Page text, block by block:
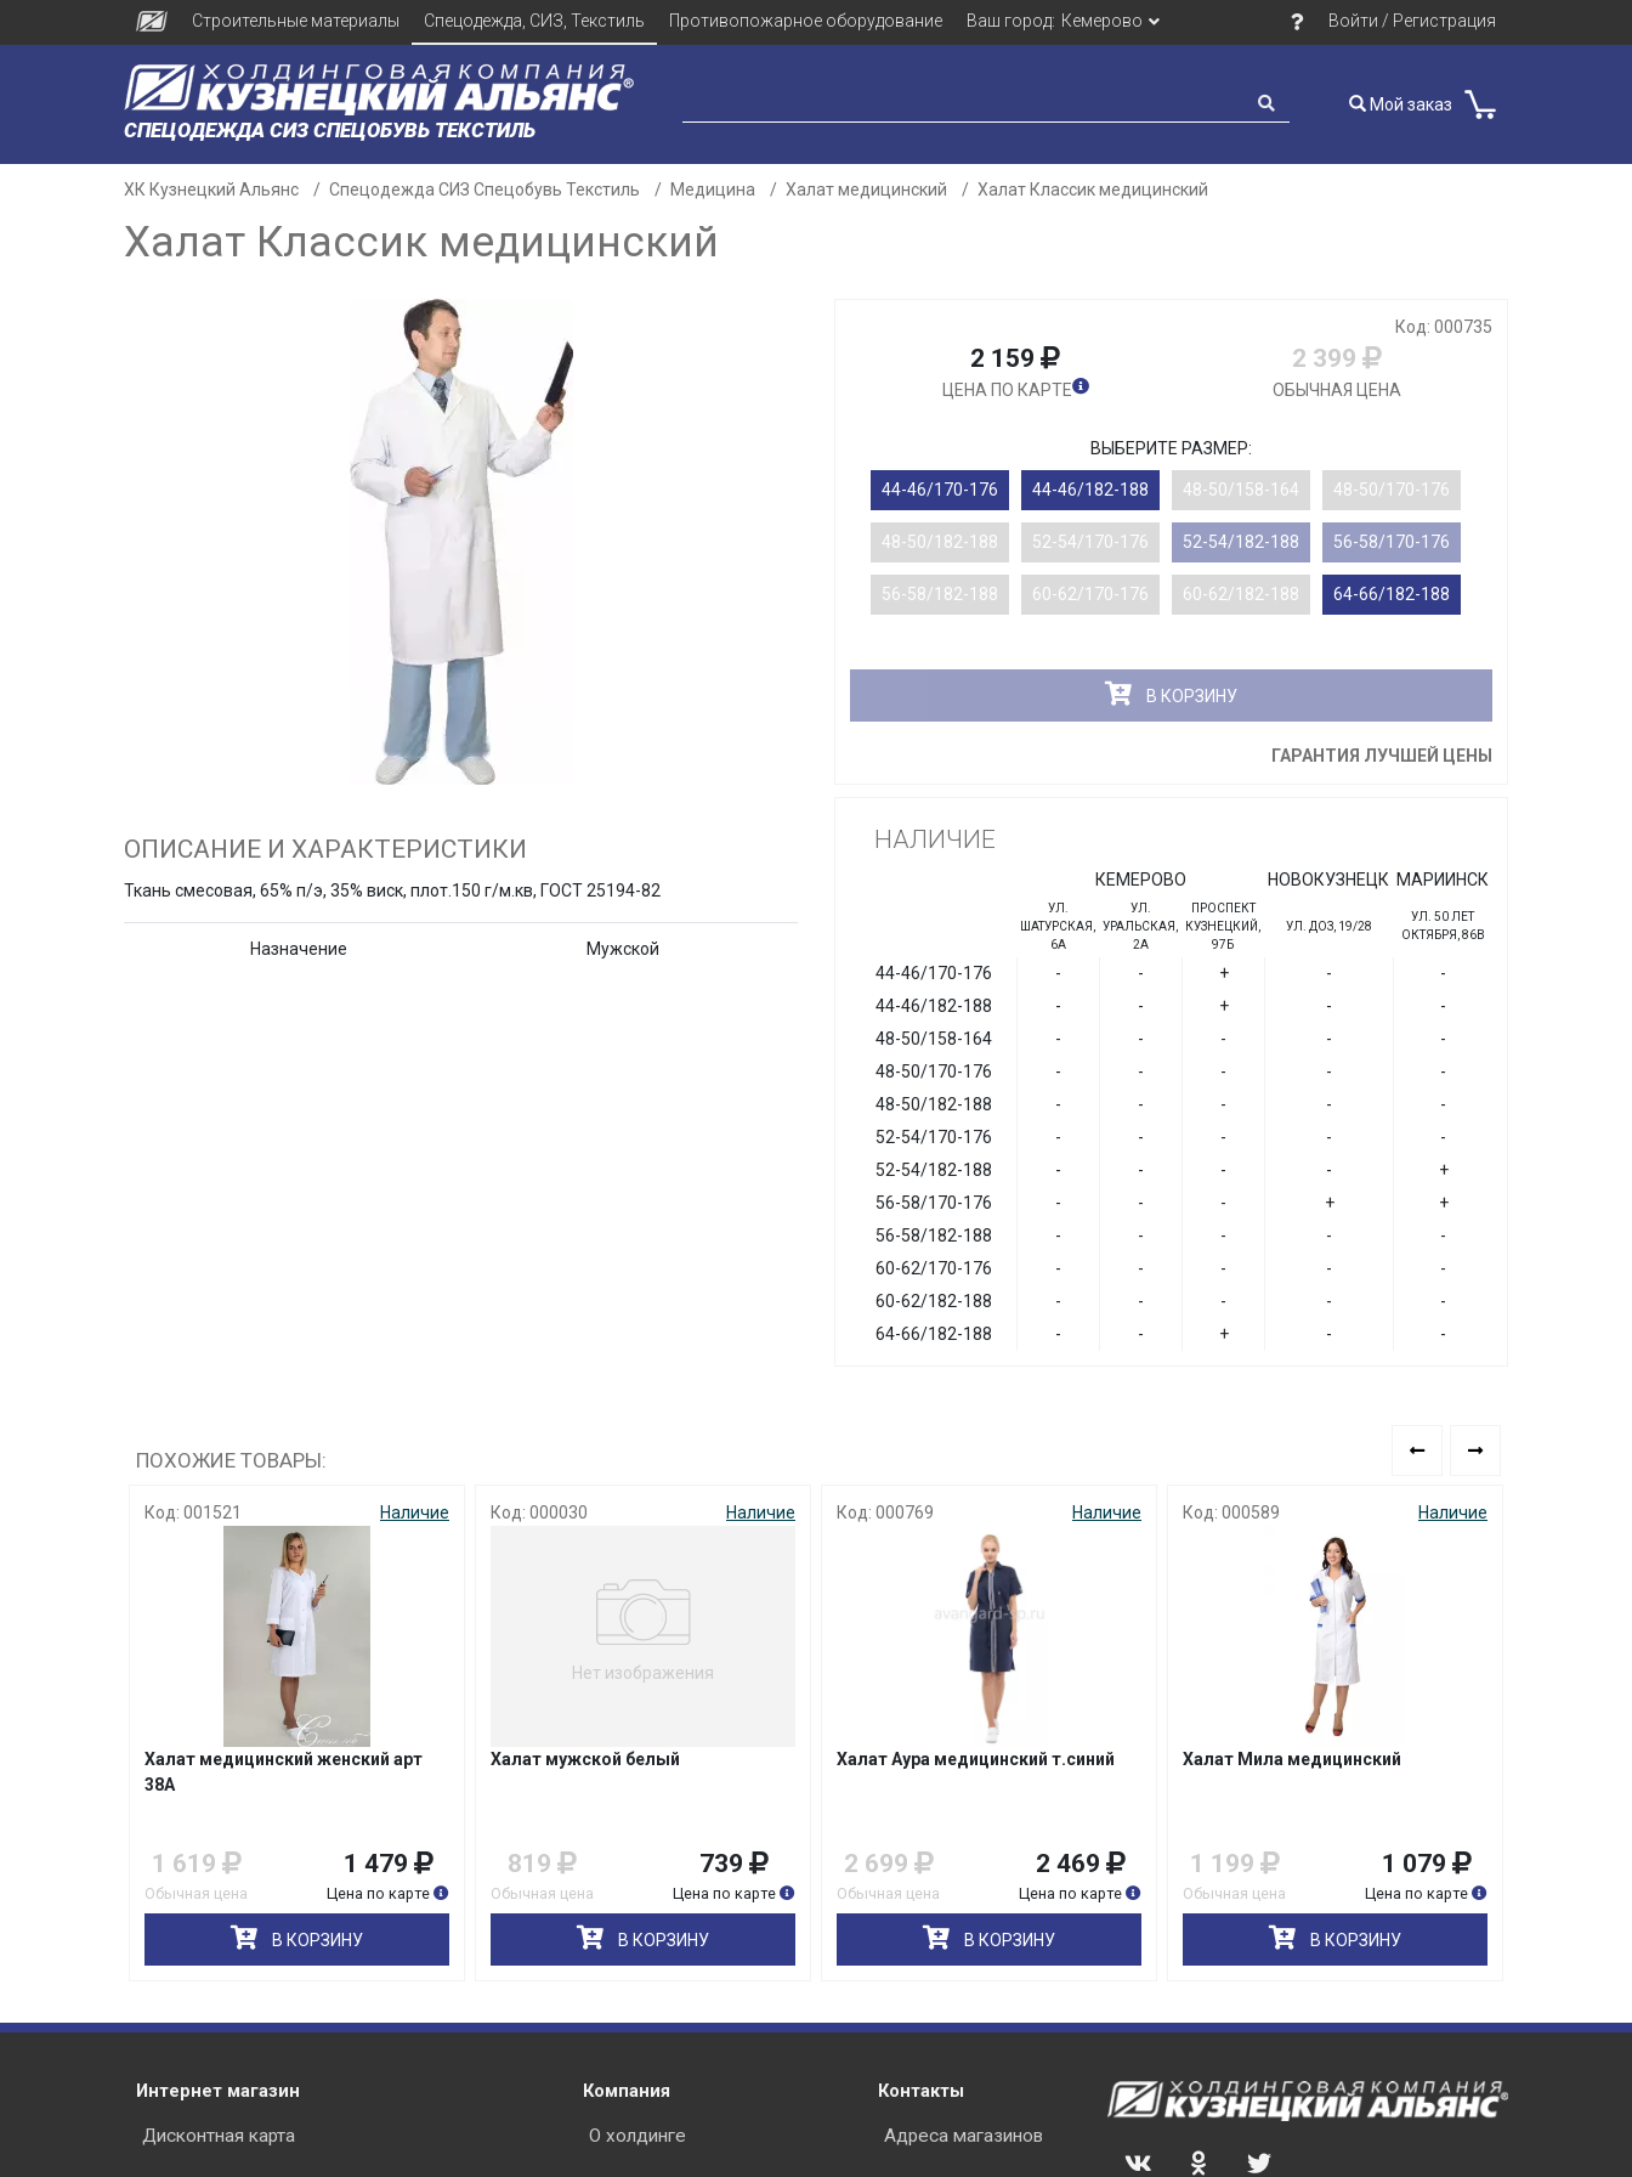
Строительные материалы Спецодежда, СИЗ, Текстиль Противопожарное оборудование Ваш город: Кемерово Войти / Регистрация
СПЕЦОДЕЖДА СИЗ СПЕЦОБУВЬ ТЕКСТИЛЬ
Мой заказ
ХК Кузнецкий Альянс Спецодежда СИЗ Спецобувь Текстиль Медицина Халат медицинский Халат Классик медицинский
Халат Классик медицинский
Код: 000735
2 159
ЦЕНА ПО КАРТЕ
2 399
ОБЫЧНАЯ ЦЕНА
ВЫБЕРИТЕ РАЗМЕР:
44-46/170-176 44-46/182-188 48-50/158-164 48-50/170-176
48-50/182-188 52-54/170-176 52-54/182-188 56-58/170-176
56-58/182-188 60-62/170-176 60-62/182-188 64-66/182-188
В КОРЗИНУ
ГАРАНТИЯ ЛУЧШЕЙ ЦЕНЫ
ОПИСАНИЕ И ХАРАКТЕРИСТИКИ
Ткань смесовая, 65% п/э, 35% виск, плот.150 г/м.кв, ГОСТ 25194-82
Назначение Мужской
НАЛИЧИЕ
КЕМЕРОВО НОВОКУЗНЕЦК МАРИИНСК
УЛ.
ШАТУРСКАЯ,
6А
УЛ.
УРАЛЬСКАЯ,
2А
ПРОСПЕКТ
КУЗНЕЦКИЙ,
97Б
УЛ. ДОЗ, 19/28
УЛ. 50 ЛЕТ
ОКТЯБРЯ, 86В
44-46/170-176 - - + -
-
44-46/182-188
- - + -
-
48-50/158-164
- - - -
-
48-50/170-176
- - - -
-
48-50/182-188
- - - -
-
52-54/170-176
- - - -
-
52-54/182-188
- - - -
+
56-58/170-176
- - - +
+
56-58/182-188
- - - -
-
60-62/170-176
- - - -
-
60-62/182-188
- - - -
-
64-66/182-188
- - + - -
ПОХОЖИЕ ТОВАРЫ:
Код: 001521 Наличие
Халат медицинский женский арт
38А
1 619
Обычная цена
1 479
Цена по карте
В КОРЗИНУ
Код: 000030 Наличие
Нет изображения
Халат мужской белый
819
Обычная цена
739
Цена по карте
В КОРЗИНУ
Код: 000769 Наличие
Халат Аура медицинский т.синий
2 699
Обычная цена
2 469
Цена по карте
В КОРЗИНУ
Код: 000589 Наличие
Халат Мила медицинский
1 199
Обычная цена
1 079
Цена по карте
В КОРЗИНУ
Интернет магазин
Дисконтная карта
Компания
О холдинге
Контакты
Адреса магазинов